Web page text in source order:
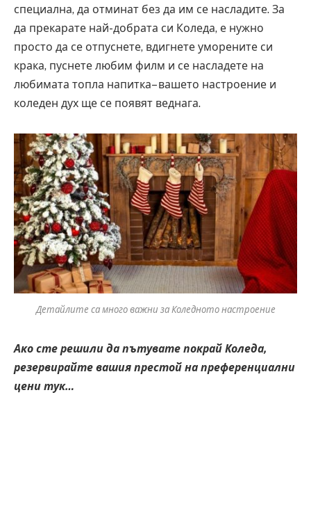
специална, да отминат без да им се насладите. За
да прекарате най-добрата си Коледа, е нужно
просто да се отпуснете, вдигнете уморените си
крака, пуснете любим филм и се насладете на
любимата топла напитка– вашето настроение и
коледен дух ще се появят веднага.
Детайлите са много важни за Коледното настроение
Ако сте решили да пътувате покрай Коледа,
резервирайте вашия престой на преференциални
цени тук…